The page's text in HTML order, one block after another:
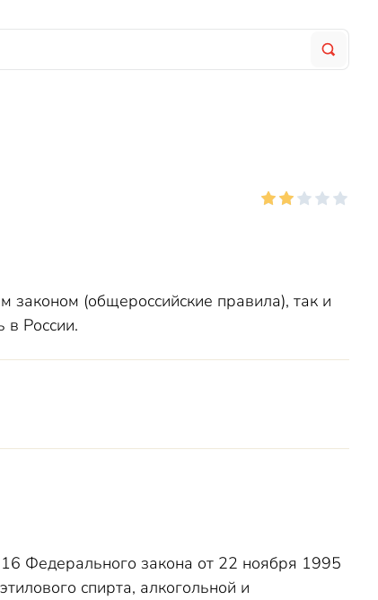
(общероссийские правила), так и
в России.
Федерального закона от 22 ноября 1995
спирта, алкогольной и